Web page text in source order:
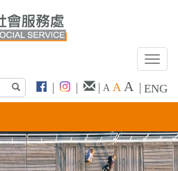
T
g
l
e
n
| | | A A A | ENG